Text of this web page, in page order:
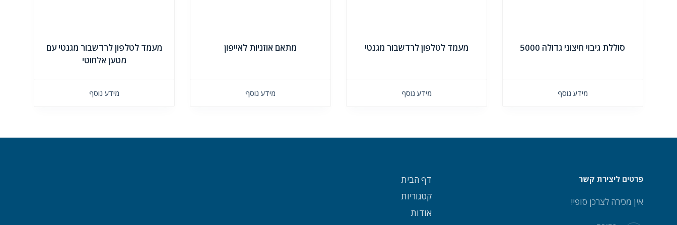
סוללת גיבוי חיצוני גדולה 5000
מידע נוסף
מעמד לטלפון לרדשבור מגנטי
מידע נוסף
מתאם אוזניות לאייפון
מידע נוסף
מעמד לטלפון לרדשבור מגנטי עם
מטען אלחוטי
מידע נוסף
פרטים ליצירת קשר
אין מכירה לצרכן סופי!
דף הבית
קטגוריות
אודות